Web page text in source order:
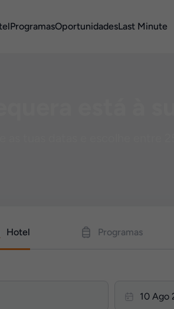
ProgramasOportunidadesLast Minute
Hotel Programas